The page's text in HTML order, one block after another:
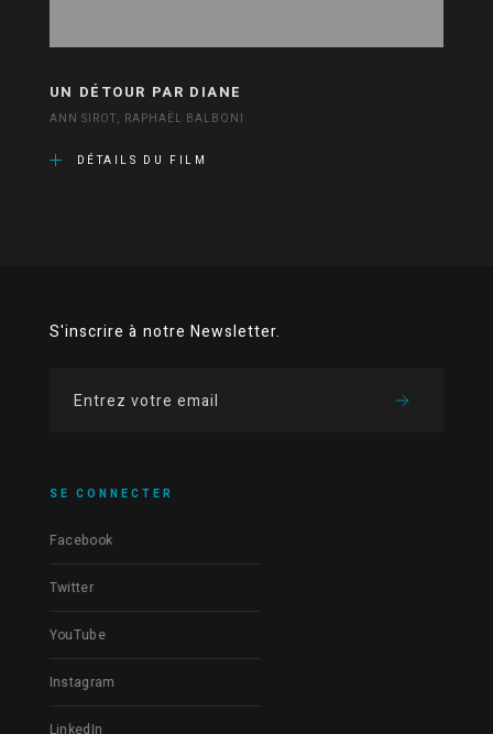
UN DÉTOUR PAR DIANE
ANN SIROT, RAPHAËL BALBONI
DÉTAILS DU FILM
S'inscrire à notre Newsletter.
SE CONNECTER
Facebook
Twitter
YouTube
Instagram
LinkedIn